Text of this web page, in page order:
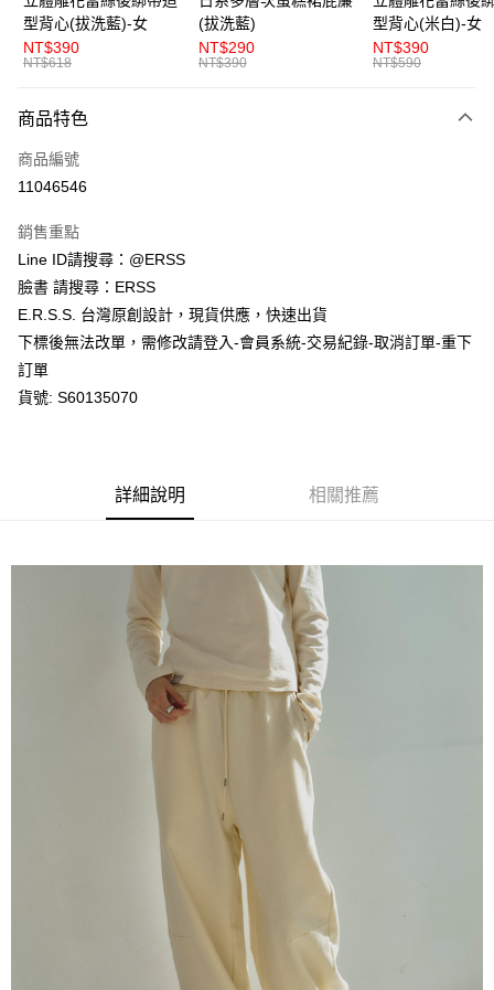
AFTEE先享後付
相關說明
便利好安心！
２．便利：只要手機號碼，簡訊認證，即可結帳。
３．安心：先確認商品／服務後，再付款。
【「AFTEE先享後付」結帳流程】
１．於結帳方式選擇「AFTEE先享後付」後，將跳轉至「AFTEE先享後付」
結帳頁面，進行簡訊認證並確認金額後，即可完成結帳。
２．訂單成立數日內，您將收到繳費通知簡訊。
ATM／網路銀行／等多元方式進行付款，方視為交易完成。
※ 請注意：結帳手續完成當下不需立刻繳費，但若您需要取消訂單，請聯絡
購買商品的店家。未經商家同意取消之訂單仍視為有效，需透過AFTEE先享
後付繳納相關費用。
※ 交易是否成功請以「AFTEE先享後付 」之結帳頁面顯示為準，若有關於
１．透過由恩沛科技股份有限公司提供之「AFTEE先享後付」服務完成之交
易，需依本服務之必要範圍內提供個人資料，並將交易相關給付款項請求債
https://aftee.tw/terms/#terms3
３．未成年的使用者請事先徵得法定代理人或監護人之同意方可使用
「AFTEE先享後付」，若未經同意申辦者引起之損失，本公司不負相關責
４．使用「AFTEE先享後付」時，將依據個別帳號之用戶狀況，依本公司即
時審查核予不同之上限額度；若仍有額度不足之情形，本公司將視審查結果
請求用戶進行身份認證。
５．嚴禁一人註冊多個帳號或使用他人資訊註冊。若發現惡意使用之情形，
恩沛科技股份有限公司將有權停止該用戶之使用額度並採取法律行動。
運送方式
全家取貨付款
付款後全家取貨
每筆NT$80，滿NT$1,200(含以上)免運費
每筆NT$80，滿NT$1,200(含以上)免運費
付款後萊爾富取貨
每筆NT$80，滿NT$1,200(含以上)免運費
每筆NT$80，滿NT$1,200(含以上)免運費
每筆NT$80，滿NT$1,200(含以上)免運費
型背心(拔洗藍)-女
NT$390
NT$618
(拔洗藍)
NT$290
NT$390
型背心(米白)-女
NT$390
NT$590
商品特色
商品編號
11046546
銷售重點
Line ID請搜尋：@ERSS
臉書 請搜尋：ERSS
E.R.S.S. 台灣原創設計，現貨供應，快速出貨
下標後無法改單，需修改請登入-會員系統-交易紀錄-取消訂單-重下
訂單
貨號: S60135070
詳細說明 相關推薦